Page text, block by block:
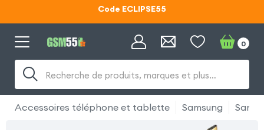
Code ECLIPSE55
Code ECLIPSE55
Recherche de produits, marques et plus…
0
Accessoires téléphone et tablette Samsung